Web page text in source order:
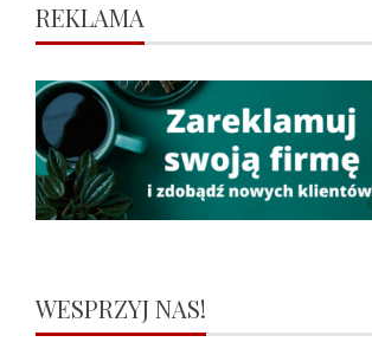
REKLAMA
WESPRZYJ NAS!